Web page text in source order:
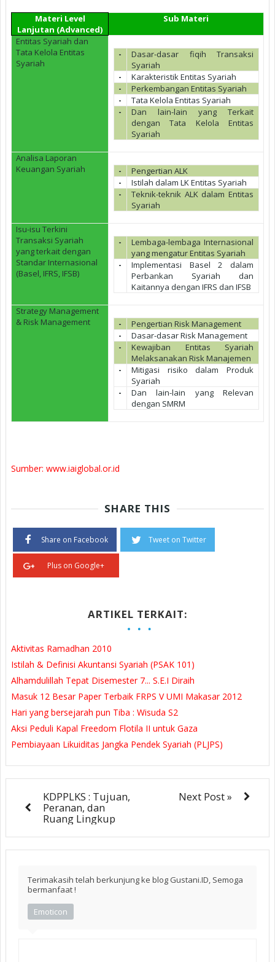
Materi Level
Lanjutan (Advanced)
Sub Materi
Entitas Syariah dan
Tata Kelola Entitas
Syariah
-
Dasar-dasar fiqih Transaksi
Syariah
-
Karakteristik Entitas Syariah
-
Perkembangan Entitas Syariah
-
Tata Kelola Entitas Syariah
-
Dan lain-lain yang Terkait
dengan Tata Kelola Entitas
Syariah
Analisa Laporan
Keuangan Syariah
-
Pengertian ALK
-
Istilah dalam LK Entitas Syariah
-
Teknik-teknik ALK dalam Entitas
Syariah
Isu-isu Terkini
Transaksi Syariah
yang terkait dengan
Standar Internasional
(Basel, IFRS, IFSB)
-
Lembaga-lembaga Internasional
yang mengatur Entitas Syariah
-
Implementasi Basel 2 dalam
Perbankan Syariah dan
Kaitannya dengan IFRS dan IFSB
Strategy Management
& Risk Management
-
Pengertian Risk Management
-
Dasar-dasar Risk Management
-
Kewajiban Entitas Syariah
Melaksanakan Risk Manajemen
-
Mitigasi risiko dalam Produk
Syariah
-
Dan lain-lain yang Relevan
dengan SMRM
Sumber: www.iaiglobal.or.id
SHARE THIS
Share on Facebook Tweet on Twitter
Plus on Google+
ARTIKEL TERKAIT:
Aktivitas Ramadhan 2010
Istilah & Definisi Akuntansi Syariah (PSAK 101)
Alhamdulillah Tepat Disemester 7... S.E.I Diraih
Masuk 12 Besar Paper Terbaik FRPS V UMI Makasar 2012
Hari yang bersejarah pun Tiba : Wisuda S2
Aksi Peduli Kapal Freedom Flotila II untuk Gaza
Pembiayaan Likuiditas Jangka Pendek Syariah (PLJPS)
KDPPLKS : Tujuan,
Peranan, dan
Ruang Lingkup
Next Post »
Terimakasih telah berkunjung ke blog Gustani.ID, Semoga
bermanfaat !
Emoticon